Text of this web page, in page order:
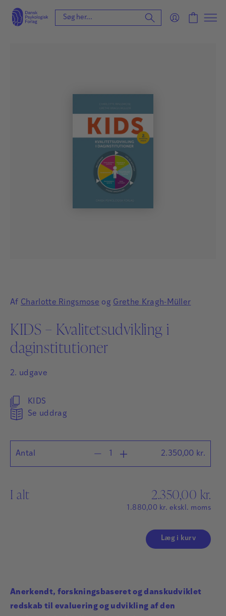
Af Charlotte Ringsmose og Grethe Kragh-Müller
KIDS – Kvalitetsudvikling i
daginstitutioner
2. udgave
KIDS
Se uddrag
Antal 2.350,00 kr.
I alt 2.350,00 kr.
1.880,00 kr. ekskl. moms
Læg i kurv
Anerkendt, forskningsbaseret og danskudviklet
redskab til evaluering og udvikling af den